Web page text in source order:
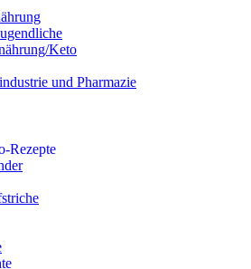
Keto
und Pharmazie
Rezepte